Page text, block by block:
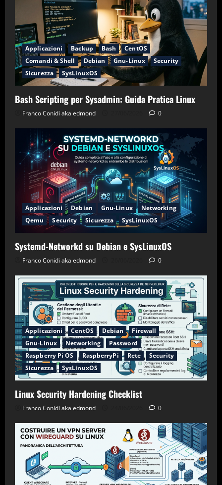
Applicazioni Backup Bash
CentOS
Comandi & Shell
Debian Gnu-Linux
Security
Sicurezza
SysLinuxOS
Bash Scripting per Sysadmin: Guida Pratica Linux
Franco Conidi aka edmond 0
Applicazioni Debian Gnu-Linux
Networking
Qemu
Security Sicurezza SysLinuxOS
Systemd-Networkd su Debian e SysLinuxOS
Franco Conidi aka edmond 0
Applicazioni CentOS Debian
Firewall
Gnu-Linux
Networking
Password
Raspberry Pi OS
RaspberryPi Rete
Security
Sicurezza
SysLinuxOS
Linux Security Hardening Checklist
Franco Conidi aka edmond 0